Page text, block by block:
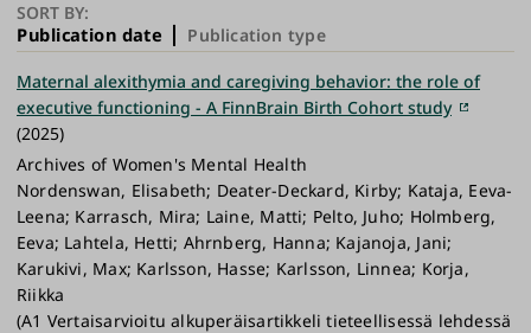
SORT BY:
Publication date Publication type
Maternal alexithymia and caregiving behavior: the role of
executive functioning - A FinnBrain Birth Cohort study
(2025)
Archives of Women's Mental Health
Nordenswan, Elisabeth; Deater-Deckard, Kirby; Kataja, Eeva-
Leena; Karrasch, Mira; Laine, Matti; Pelto, Juho; Holmberg,
Eeva; Lahtela, Hetti; Ahrnberg, Hanna; Kajanoja, Jani;
Karukivi, Max; Karlsson, Hasse; Karlsson, Linnea; Korja,
Riikka
(A1 Vertaisarvioitu alkuperäisartikkeli tieteellisessä lehdessä